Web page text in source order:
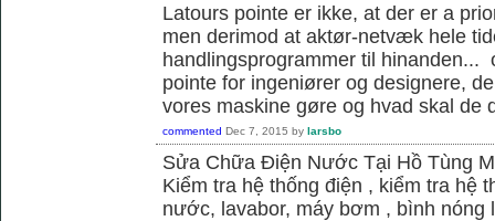
Latours pointe er ikke, at der er a
men derimod at aktør-netvæk hele
handlingsprogrammer til hinanden...
pointe for ingeniører og designere,
vores maskine gøre og hvad skal de
commented Dec 7, 2015 by larsbo
Sửa Chữa Điện Nước Tại Hồ Tùng
Kiểm tra hệ thống điện , kiểm tra hệ
nước, lavabor, máy bơm , bình nóng